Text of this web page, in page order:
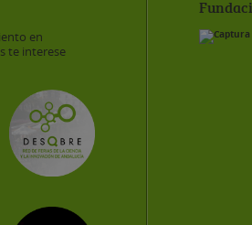
en
te interese